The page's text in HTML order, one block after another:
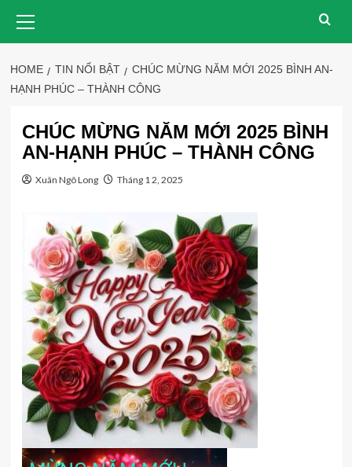
content
Menu
HOME TIN NỔI BẬT
CHÚC MỪNG NĂM MỚI 2025 BÌNH AN-
HẠNH PHÚC – THÀNH CÔNG
CHÚC MỪNG NĂM MỚI 2025 BÌNH
AN-HẠNH PHÚC – THÀNH CÔNG
Xuân Ngô Long Tháng 1 2, 2025